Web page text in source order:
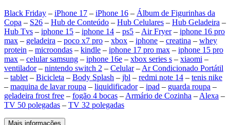
Black Friday – iPhone 17 – iPhone 16 – Álbum de Figurinhas da
Copa – S26 – Hub de Conteúdo – Hub Celulares – Hub Geladeira –
Hub Tvs – iphone 15 – iphone 14 – ps5 – Air Fryer– iphone 16 pro
max – geladeira – poco x7 pro – xbox – iphone – creatina – whey
protein – microondas – kindle – iphone 17 pro max – iphone 15 pro
max – celular samsung – iphone 16e – xbox series s – xiaomi –
ventilador– nintendo switch 2 – Celular– Ar Condicionado Portátil
– tablet – Bicicleta – Body Splash – jbl – redmi note 14 – tenis nike
– maquina de lavar roupa – liquidificador– ipad – guarda roupa –
geladeira frost free – fogão 4 bocas – Armário de Cozinha – Alexa –
TV 50 polegadas – TV 32 polegadas
Mais informações